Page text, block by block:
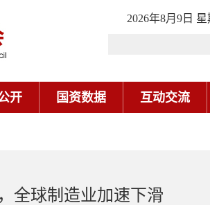
2026年8月9日 星
开 国资数据 互动交流
全球制造业加速下滑